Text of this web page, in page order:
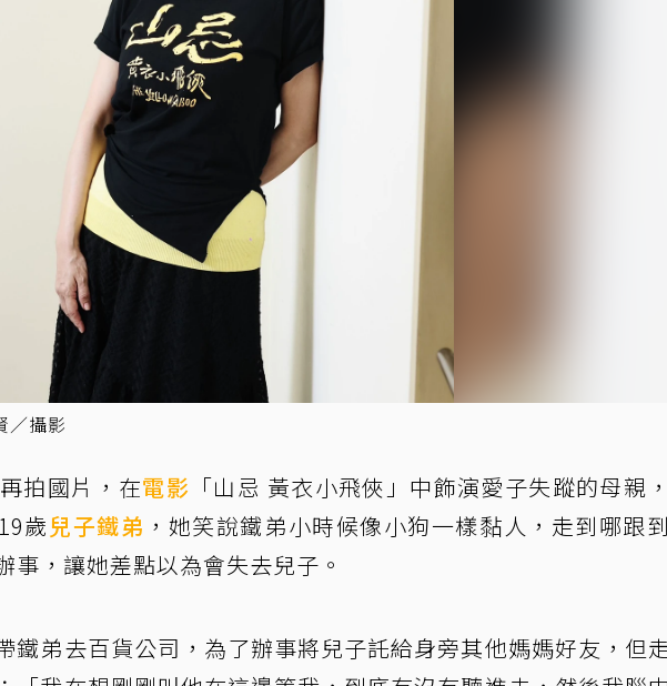
／攝影
拍國片，在電影 「山忌 黃衣小飛俠」中飾演愛子失蹤的母親
歲兒子鐵弟 ，她笑說鐵弟小時候像小狗一樣黏人，走到哪跟
事，讓她差點以為會失去兒子。
鐵弟去百貨公司，為了辦事將兒子託給身旁其他媽媽好友，但